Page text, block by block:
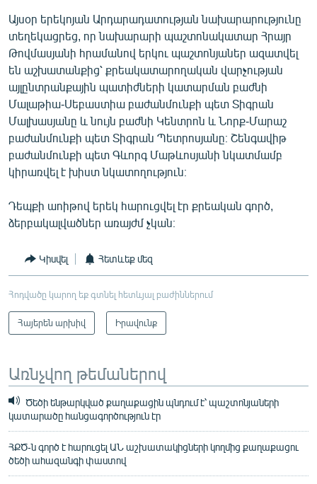
Այսօր երեկոյան Արդարադատության նախարարությունը
տեղեկացրեց, որ նախարարի պաշտոնակատար Հրայր
Թովմասյանի հրամանով երկու պաշտոնյաներ ազատվել
են աշխատանքից՝ քրեակատարողական վարչության
այլընտրանքային պատիժների կատարման բաժնի
Մալաթիա-Սեբաստիա բաժանմունքի պետ Տիգրան
Մալխասյանը և նույն բաժնի Կենտրոն և Նորք-Մարաշ
բաժանմունքի պետ Տիգրան Պետրոսյանը։ Շենգավիթ
բաժանմունքի պետ Գևորգ Մաթևոսյանի նկատմամբ
կիրառվել է խիստ նկատողություն։
Դեպքի աոիթով երեկ հարուցվել էր քրեական գործ,
ձերբակալվածներ առայժմ չկան։
Կիսվել Հետևեք մեզ
Հոդվածը կարող եք գտնել հետևյալ բաժիններում
Հայերեն արխիվ Իրավունք
Առնչվող թեմաներով
Ծեծի ենթարկված քաղաքացին պնդում է՝ պաշտոնյաների
կատարածը հանցագործություն էր
ՀՔԾ-ն գործ է հարուցել ԱՆ աշխատակիցների կողմից քաղաքացու
ծեծի ահազանգի փաստով